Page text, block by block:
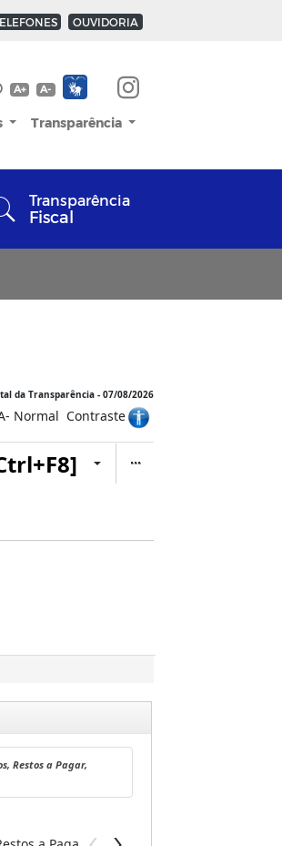
OUVIDORIA
A+ A-
Transparência
Transparência
Fiscal